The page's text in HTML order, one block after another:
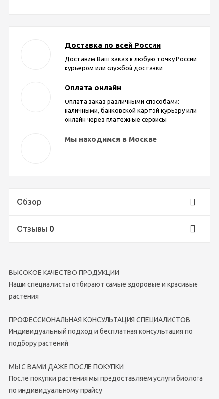
Доставка по всей России
Доставим Ваш заказ в любую точку России
курьером или службой доставки
Оплата онлайн
Оплата заказ различными способами:
наличными, банковской картой курьеру или
онлайн через платежные сервисы
Мы находимся в Москве
Обзор
Отзывы 0
ВЫСОКОЕ КАЧЕСТВО ПРОДУКЦИИ
Наши специалисты отбирают самые здоровые и красивые
растения
ПРОФЕССИОНАЛЬНАЯ КОНСУЛЬТАЦИЯ СПЕЦИАЛИСТОВ
Индивидуальный подход и бесплатная консультация по
подбору растений
МЫ С ВАМИ ДАЖЕ ПОСЛЕ ПОКУПКИ
После покупки растения мы предоставляем услуги биолога
по индивидуальному прайсу